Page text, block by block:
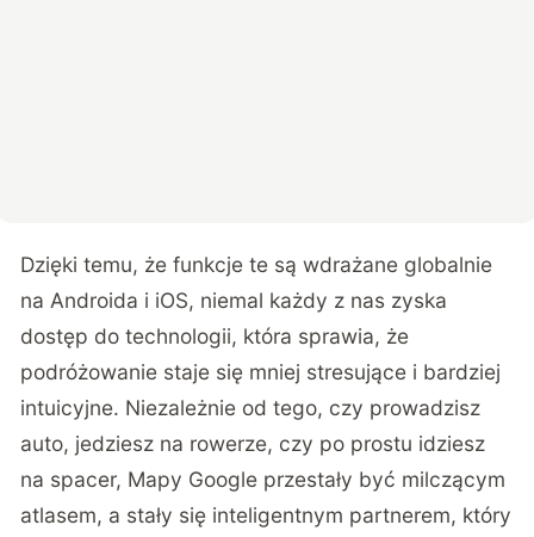
Dzięki temu, że funkcje te są wdrażane globalnie
na Androida i iOS, niemal każdy z nas zyska
dostęp do technologii, która sprawia, że
podróżowanie staje się mniej stresujące i bardziej
intuicyjne. Niezależnie od tego, czy prowadzisz
auto, jedziesz na rowerze, czy po prostu idziesz
na spacer, Mapy Google przestały być milczącym
atlasem, a stały się inteligentnym partnerem, który